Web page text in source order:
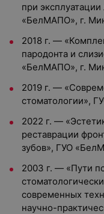
при
«БелМАПО», г.
2018 г. —
пародонта и
«БелМАПО», г.
2019 г. —
стоматологии»,
2022 г. —
реставрации
зубов», ГУО
2003 г. — «Пути
современных
научно-